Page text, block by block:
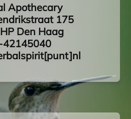
Apothecary
175
Den Haag
42145040